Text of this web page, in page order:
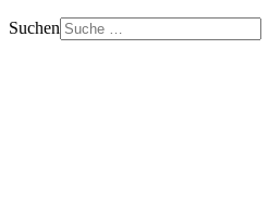
Suchen